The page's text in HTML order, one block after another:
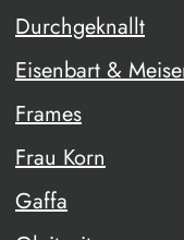
Durchgeknallt
Eisenbart &
Frames
Frau Korn
Gaffa